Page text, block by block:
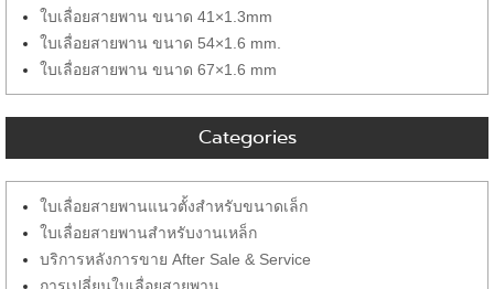
ใบเลื่อยสายพาน ขนาด 41×1.3mm
ใบเลื่อยสายพาน ขนาด 54×1.6 mm.
ใบเลื่อยสายพาน ขนาด 67×1.6 mm
Categories
ใบเลื่อยสายพานแนวตั้งสำหรับขนาดเล็ก
ใบเลื่อยสายพานสำหรับงานเหล็ก
บริการหลังการขาย After Sale & Service
การเปลี่ยนใบเลื่อยสายพาน